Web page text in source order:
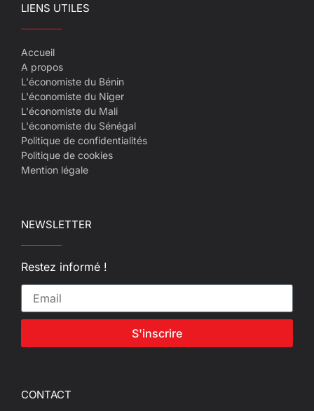
LIENS UTILES
Accueil
A propos
L'économiste du Bénin
L'économiste du Niger
L'économiste du Mali
L'économiste du Sénégal
Politique de confidentialités
Politique de cookies
Mention légale
NEWSLETTER
Restez informé !
S'inscrire
CONTACT